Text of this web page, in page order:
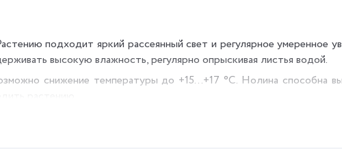
подходит яркий рассеянный свет и регулярное умеренное
высокую влажность, регулярно опрыскивая листья водой.
снижение температуры до +15…+17 °C. Нолина способна
растению.